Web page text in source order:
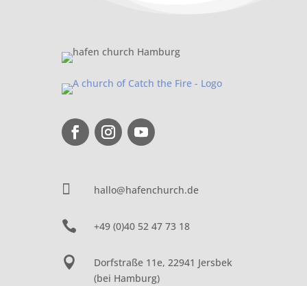
 hallo@hafenchurch.de
 +49 (0)40 52 47 73 18

Dorfstraße 11e, 22941 Jersbek
(bei Hamburg)